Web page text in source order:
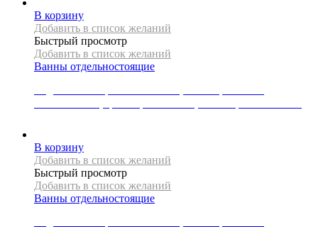
В корзину
Добавить в список желаний
Быстрый просмотр
Добавить в список желаний
Ванны отдельностоящие
В корзину
Добавить в список желаний
Быстрый просмотр
Добавить в список желаний
Ванны отдельностоящие